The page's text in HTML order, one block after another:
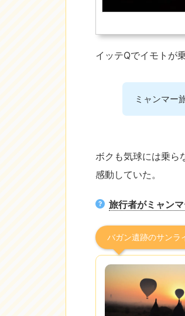
イッテQでイモトが
ミャンマー
ボクも気球には乗ら
感動していた。
旅行者がミャン
バガン遺跡のサンラ